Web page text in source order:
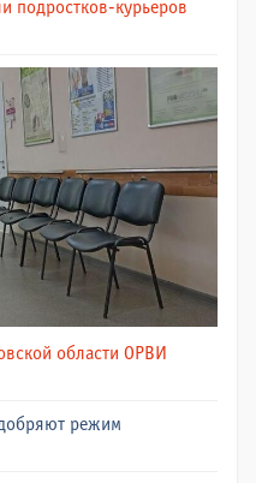
подростков-курьеров
области ОРВИ
режим